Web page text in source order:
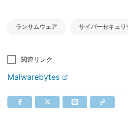
ランサムウェア サイバーセキュリ
関連リンク
Malwarebytes